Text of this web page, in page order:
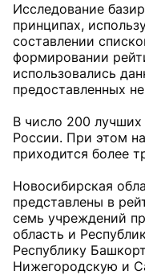
Исследование
принципах,
составлении
формировании
использовались
предоставленных
В число 200
России. При этом
приходится более
Новосибирская
представлены в
семь учреждений
область и
Республику
Нижегородскую и